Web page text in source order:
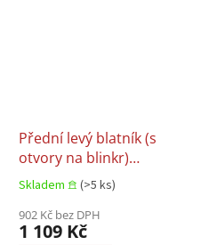
Přední levý blatník (s
otvory na blinkr)
HYUNDAI ACCENT II
01.2000–12.2003
Skladem 𖠿 (>5 ks)
902 Kč bez DPH
1 109 Kč